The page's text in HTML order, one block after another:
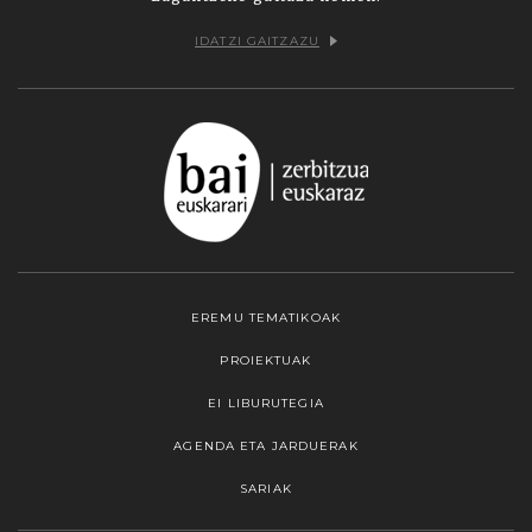
IDATZI GAITZAZU
EREMU TEMATIKOAK
PROIEKTUAK
EI LIBURUTEGIA
AGENDA ETA JARDUERAK
SARIAK